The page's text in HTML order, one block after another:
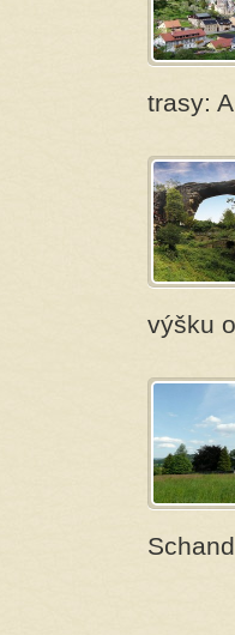
trasy:
výšku